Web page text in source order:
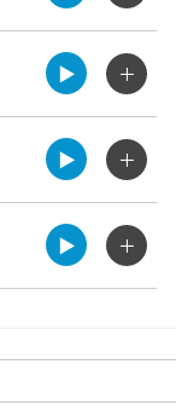
▶︎ ＋
▶︎ ＋
▶︎ ＋